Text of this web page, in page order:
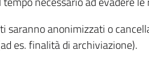
saranno anonimizzati o
es. finalità di archiviazione).